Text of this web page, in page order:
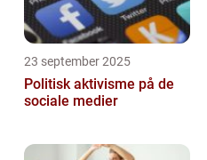
23 september 2025
Politisk aktivisme på de
sociale medier